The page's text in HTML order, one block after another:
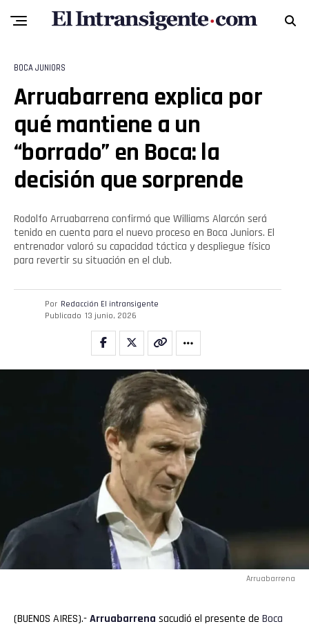
BOCA JUNIORS
Arruabarrena explica por
qué mantiene a un
“borrado” en Boca: la
decisión que sorprende
Rodolfo Arruabarrena confirmó que Williams Alarcón será
tenido en cuenta para el nuevo proceso en Boca Juniors. El
entrenador valoró su capacidad táctica y despliegue físico
para revertir su situación en el club.
Por Redacción El intransigente
Publicado 13 junio, 2026
Arruabarrena
(BUENOS AIRES).-Arruabarrena sacudió el presente de Boca
Pinterest
Email